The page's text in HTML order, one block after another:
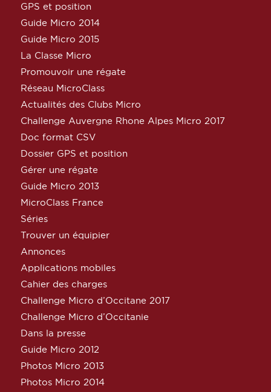
GPS et position
Guide Micro 2014
Guide Micro 2015
La Classe Micro
Promouvoir une régate
Réseau MicroClass
Actualités des Clubs Micro
Challenge Auvergne Rhone Alpes Micro 2017
Doc format CSV
Dossier GPS et position
Gérer une régate
Guide Micro 2013
MicroClass France
Séries
Trouver un équipier
Annonces
Applications mobiles
Cahier des charges
Challenge Micro d’Occitane 2017
Challenge Micro d’Occitanie
Dans la presse
Guide Micro 2012
Photos Micro 2013
Photos Micro 2014